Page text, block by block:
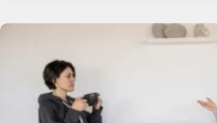
VALLÁSOKKAL
KINYILATKOZTATÁS
VÁLTOZHATATLAN
IGAZSÁGA